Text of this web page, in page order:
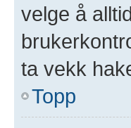
velge å
ta vekk
Topp